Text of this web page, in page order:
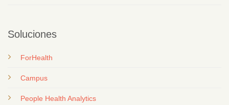
Soluciones
ForHealth
Campus
People Health Analytics